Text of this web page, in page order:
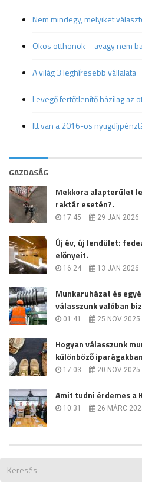
Nem mindegy, melyiket
Okos otthonok – avagy nem
A világ 3 leghíresebb vállalata
Levegő fertőtlenítő házilag az
Itt van a 2016-os
GAZDASÁG
Mekkora alapterület
raktár esetén?.
17:45 29 JAN 2026
Új év, új lendület:
előnyeit.
16:24 13 JAN 2026
Munkaruházat és
válasszunk valóban
01:41 25 NOV 2025
Hogyan válasszunk
különböző
17:03 20 NOV 2025
Amit tudni érdemes a
10:31 26 MÁRC